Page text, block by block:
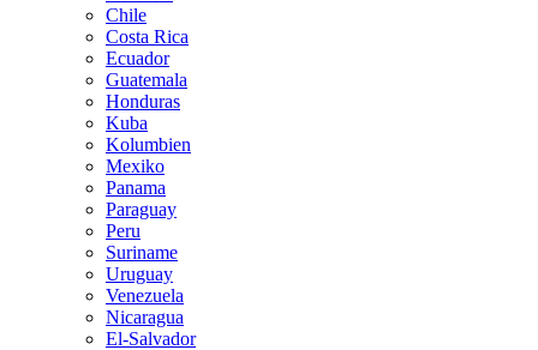
Chile
Costa Rica
Ecuador
Guatemala
Honduras
Kuba
Kolumbien
Mexiko
Panama
Paraguay
Peru
Suriname
Uruguay
Venezuela
Nicaragua
El-Salvador